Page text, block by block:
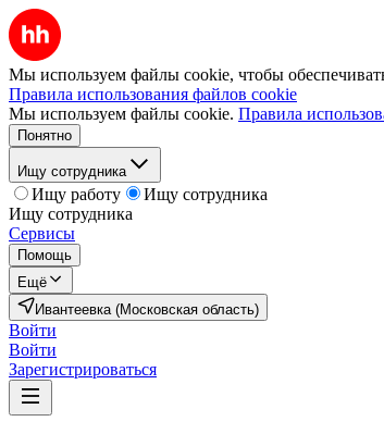
Мы используем файлы cookie, чтобы
Правила использования файлов cookie
Мы используем файлы cookie. Правила
Понятно
Ищу сотрудника
Ищу работу
Ищу сотрудника
Ищу сотрудника
Сервисы
Помощь
Ещё
Ивантеевка (Московская область)
Войти
Войти
Зарегистрироваться